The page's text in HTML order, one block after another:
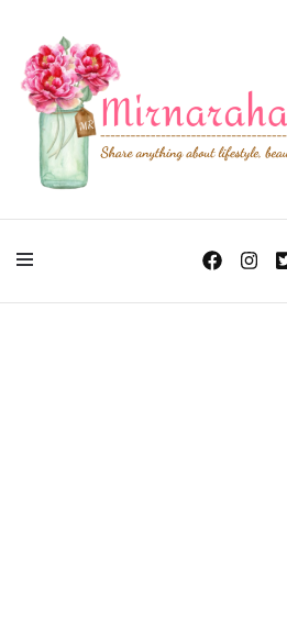
Mirna
Lifestyle, Beauty & Working Mom Journey